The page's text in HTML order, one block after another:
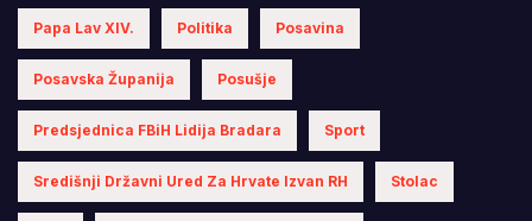
Papa Lav XIV. Politika Posavina
Posavska Županija Posušje
Predsjednica FBiH Lidija Bradara Sport
Središnji Državni Ured Za Hrvate Izvan RH Stolac